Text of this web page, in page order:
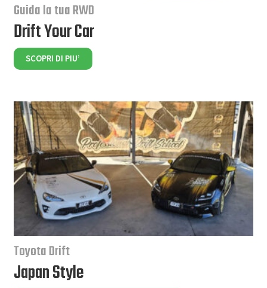
Guida la tua RWD
Drift Your Car
SCOPRI DI PIU’
Toyota Drift
Japan Style